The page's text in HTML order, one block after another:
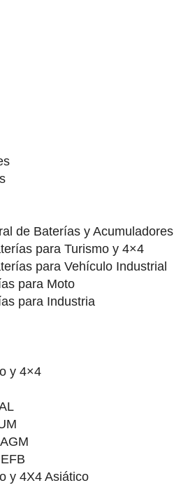
de Baterías y Acumuladores
para Turismo y 4×4
para Vehículo Industrial
para Moto
para Industria
y 4×4
y 4X4 Asiático